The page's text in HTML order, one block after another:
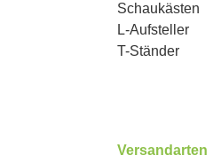
Schaukästen
L-Aufsteller
T-Ständer
Versandarten